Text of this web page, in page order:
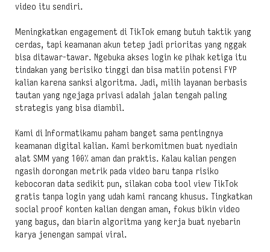
video itu sendiri.
Meningkatkan engagement di TikTok emang butuh taktik yang
cerdas, tapi keamanan akun tetep jadi prioritas yang nggak
bisa ditawar-tawar. Ngebuka akses login ke pihak ketiga itu
tindakan yang berisiko tinggi dan bisa matiin potensi FYP
kalian karena sanksi algoritma. Jadi, milih layanan berbasis
tautan yang ngejaga privasi adalah jalan tengah paling
strategis yang bisa diambil.
Kami di Informatikamu paham banget sama pentingnya
keamanan digital kalian. Kami berkomitmen buat nyediain
alat SMM yang 100% aman dan praktis. Kalau kalian pengen
ngasih dorongan metrik pada video baru tanpa risiko
kebocoran data sedikit pun, silakan coba tool view TikTok
gratis tanpa login yang udah kami rancang khusus. Tingkatkan
social proof konten kalian dengan aman, fokus bikin video
yang bagus, dan biarin algoritma yang kerja buat nyebarin
karya jenengan sampai viral.